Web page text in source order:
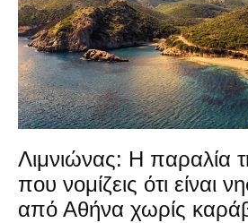
Λιμνιώνας: Η παραλία
που νομίζεις ότι είναι
από Αθήνα χωρίς